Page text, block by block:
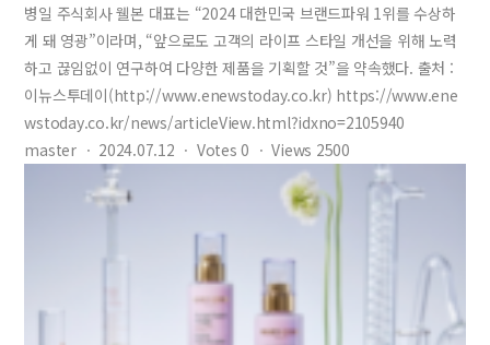
병일 주식회사 웰본 대표는 “2024 대한민국 브랜드파워 1위를 수상하
게 돼 영광”이라며, “앞으로도 고객의 라이프 스타일 개선을 위해 노력
하고 끊임없이 연구하여 다양한 제품을 기획할 것”을 약속했다. 출처 :
이뉴스투데이(http://www.enewstoday.co.kr) https://www.ene
wstoday.co.kr/news/articleView.html?idxno=2105940
master ㆍ 2024.07.12 ㆍ Votes 0 ㆍ Views 2500